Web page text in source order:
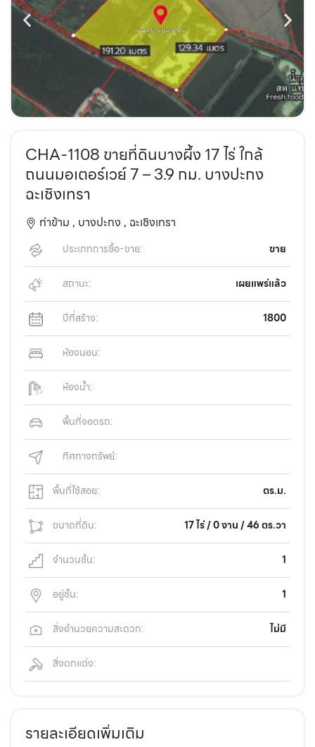
CHA-1108 ขายที่ดินบางผึ้ง 17 ไร่ ใกล้
ถนนมอเตอร์เวย์ 7 – 3.9 กม. บางปะกง
ฉะเชิงเทรา
ท่าข้าม , บางปะกง , ฉะเชิงเทรา
ประเภทการซื้อ-ขาย: ขาย
สถานะ: เผยแพร่แล้ว
ปีที่สร้าง: 1800
ห้องนอน:
ห้องน้ำ:
พื้นที่จอดรถ:
ทิศทางทรัพย์:
พื้นที่ใช้สอย: ตร.ม.
ขนาดที่ดิน: 17 ไร่ / 0 งาน / 46 ตร.วา
จำนวนชั้น: 1
อยู่ชั้น: 1
สิ่งอำนวยความสะดวก: ไม่มี
สิ่งตกแต่ง:
รายละเอียดเพิ่มเติม